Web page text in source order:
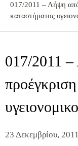
017/2011 – Λήψη
καταστήματος
017/2011
23 Δεκεμβρίου, 2011